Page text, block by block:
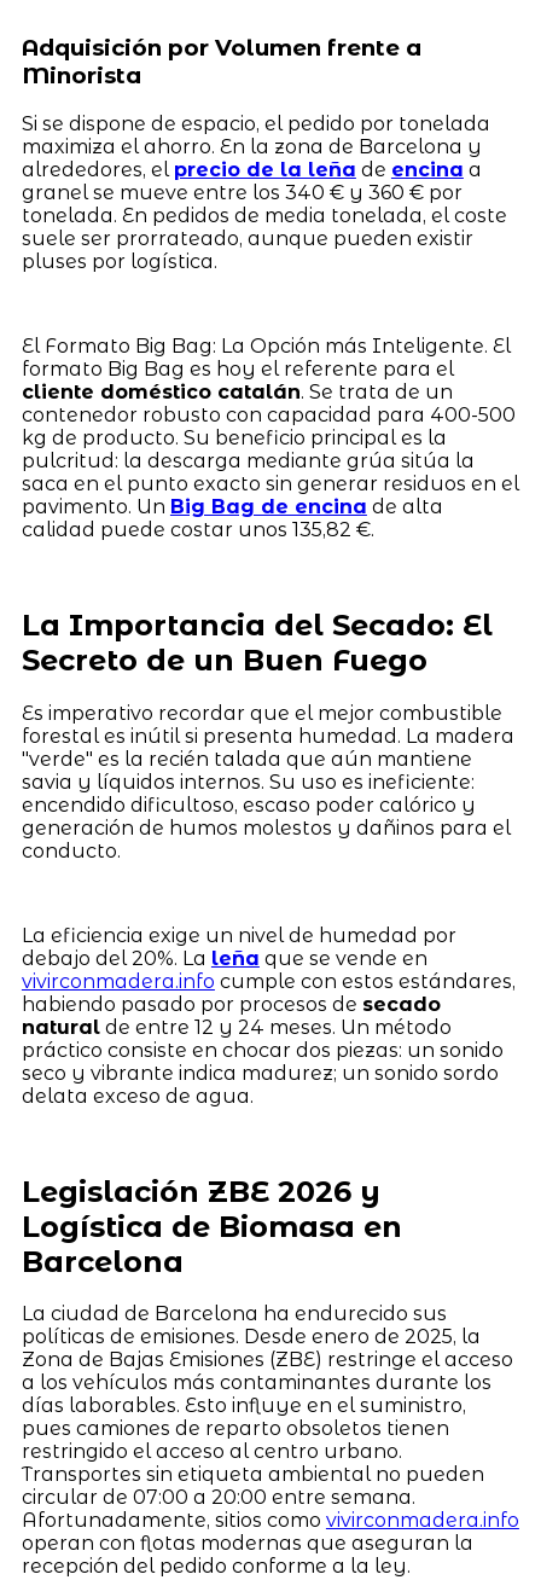
Adquisición por Volumen frente a
Minorista
Si se dispone de espacio, el pedido por tonelada
maximiza el ahorro. En la zona de Barcelona y
alrededores, el precio de la leña de encina a
granel se mueve entre los 340 € y 360 € por
tonelada. En pedidos de media tonelada, el coste
suele ser prorrateado, aunque pueden existir
pluses por logística.
El Formato Big Bag: La Opción más Inteligente. El
formato Big Bag es hoy el referente para el
cliente doméstico catalán. Se trata de un
contenedor robusto con capacidad para 400-500
kg de producto. Su beneficio principal es la
pulcritud: la descarga mediante grúa sitúa la
saca en el punto exacto sin generar residuos en el
pavimento. Un Big Bag de encina de alta
calidad puede costar unos 135,82 €.
La Importancia del Secado: El
Secreto de un Buen Fuego
Es imperativo recordar que el mejor combustible
forestal es inútil si presenta humedad. La madera
"verde" es la recién talada que aún mantiene
savia y líquidos internos. Su uso es ineficiente:
encendido dificultoso, escaso poder calórico y
generación de humos molestos y dañinos para el
conducto.
La eficiencia exige un nivel de humedad por
debajo del 20%. La leña que se vende en
vivirconmadera.info cumple con estos estándares,
habiendo pasado por procesos de secado
naturalde entre 12 y 24 meses. Un método
práctico consiste en chocar dos piezas: un sonido
seco y vibrante indica madurez; un sonido sordo
delata exceso de agua.
Legislación ZBE 2026 y
Logística de Biomasa en
Barcelona
La ciudad de Barcelona ha endurecido sus
políticas de emisiones. Desde enero de 2025, la
Zona de Bajas Emisiones (ZBE) restringe el acceso
a los vehículos más contaminantes durante los
días laborables. Esto influye en el suministro,
pues camiones de reparto obsoletos tienen
restringido el acceso al centro urbano.
Transportes sin etiqueta ambiental no pueden
circular de 07:00 a 20:00 entre semana.
Afortunadamente, sitios como vivirconmadera.info
operan con flotas modernas que aseguran la
recepción del pedido conforme a la ley.